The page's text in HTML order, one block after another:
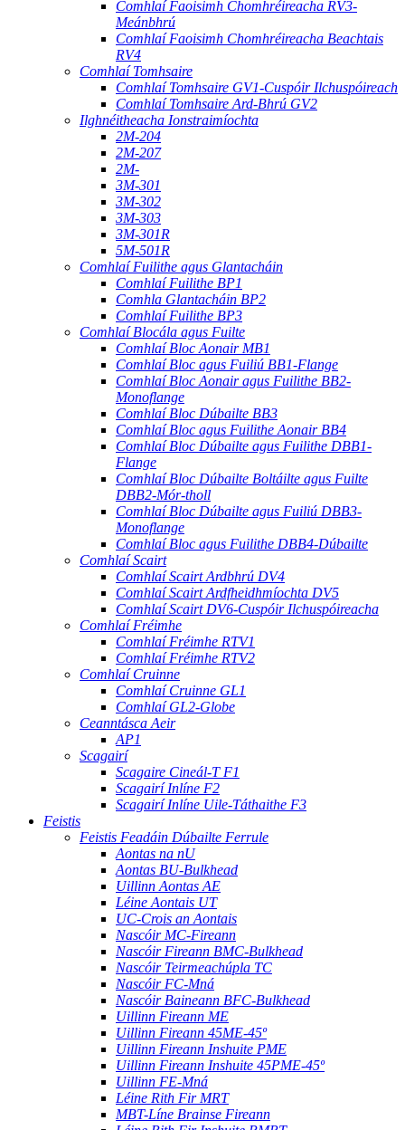
Comhlaí Faoisimh Chomhréireacha RV3-
Meánbhrú
Comhlaí Faoisimh Chomhréireacha Beachtais
RV4
Comhlaí Tomhsaire
Comhlaí Tomhsaire GV1-Cuspóir Ilchuspóireach
Comhlaí Tomhsaire Ard-Bhrú GV2
Ilghnéitheacha Ionstraimíochta
2M-204
2M-207
2M-
3M-301
3M-302
3M-303
3M-301R
5M-501R
Comhlaí Fuilithe agus Glantacháin
Comhlaí Fuilithe BP1
Comhla Glantacháin BP2
Comhlaí Fuilithe BP3
Comhlaí Blocála agus Fuilte
Comhlaí Bloc Aonair MB1
Comhlaí Bloc agus Fuiliú BB1-Flange
Comhlaí Bloc Aonair agus Fuilithe BB2-
Monoflange
Comhlaí Bloc Dúbailte BB3
Comhlaí Bloc agus Fuilithe Aonair BB4
Comhlaí Bloc Dúbailte agus Fuilithe DBB1-
Flange
Comhlaí Bloc Dúbailte Boltáilte agus Fuilte
DBB2-Mór-tholl
Comhlaí Bloc Dúbailte agus Fuiliú DBB3-
Monoflange
Comhlaí Bloc agus Fuilithe DBB4-Dúbailte
Comhlaí Scairt
Comhlaí Scairt Ardbhrú DV4
Comhlaí Scairt Ardfheidhmíochta DV5
Comhlaí Scairt DV6-Cuspóir Ilchuspóireacha
Comhlaí Fréimhe
Comhlaí Fréimhe RTV1
Comhlaí Fréimhe RTV2
Comhlaí Cruinne
Comhlaí Cruinne GL1
Comhlaí GL2-Globe
Ceanntásca Aeir
AP1
Scagairí
Scagaire Cineál-T F1
Scagairí Inlíne F2
Scagairí Inlíne Uile-Táthaithe F3
Feistis
Feistis Feadáin Dúbailte Ferrule
Aontas na nU
Aontas BU-Bulkhead
Uillinn Aontas AE
Léine Aontais UT
UC-Crois an Aontais
Nascóir MC-Fireann
Nascóir Fireann BMC-Bulkhead
Nascóir Teirmeachúpla TC
Nascóir FC-Mná
Nascóir Baineann BFC-Bulkhead
Uillinn Fireann ME
Uillinn Fireann 45ME-45º
Uillinn Fireann Inshuite PME
Uillinn Fireann Inshuite 45PME-45º
Uillinn FE-Mná
Léine Rith Fir MRT
MBT-Líne Brainse Fireann